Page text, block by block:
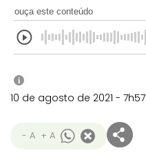
ouça este conteúdo
i
10 de agosto de 2021 - 7h57
- A + A